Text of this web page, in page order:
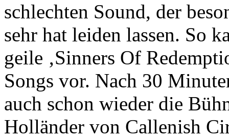
schlechten Sound, der
sehr hat leiden lassen. So
geile ‚Sinners Of
Songs vor. Nach 30
auch schon wieder die
Holländer von Callenish